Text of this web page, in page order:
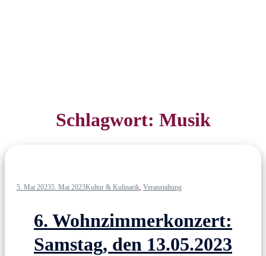
Schlagwort: Musik
5. Mai 20235. Mai 2023Kultur & Kulinarik, Veranstaltung
6. Wohnzimmerkonzert:
Samstag, den 13.05.2023